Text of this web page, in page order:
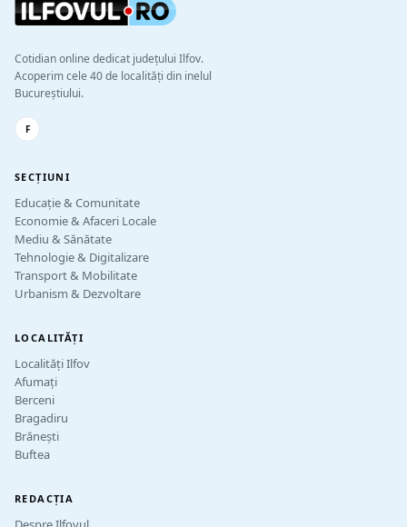
Cotidian online dedicat județului Ilfov.
Acoperim cele 40 de localități din inelul
Bucureștiului.
F
SECȚIUNI
Educație & Comunitate
Economie & Afaceri Locale
Mediu & Sănătate
Tehnologie & Digitalizare
Transport & Mobilitate
Urbanism & Dezvoltare
LOCALITĂȚI
Localități Ilfov
Afumați
Berceni
Bragadiru
Brănești
Buftea
REDACȚIA